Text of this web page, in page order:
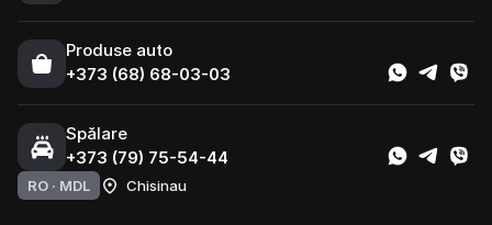
Produse auto
+373 (68) 68-03-03
Spălare
+373 (79) 75-54-44
RO · MDL Chisinau